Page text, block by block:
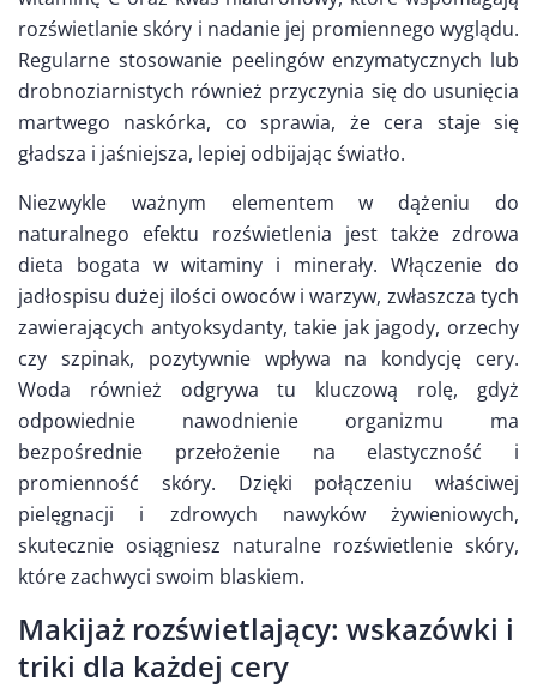
rozświetlanie skóry i nadanie jej promiennego wyglądu.
Regularne stosowanie peelingów enzymatycznych lub
drobnoziarnistych również przyczynia się do usunięcia
martwego naskórka, co sprawia, że cera staje się
gładsza i jaśniejsza, lepiej odbijając światło.
Niezwykle ważnym elementem w dążeniu do
naturalnego efektu rozświetlenia jest także zdrowa
dieta bogata w witaminy i minerały. Włączenie do
jadłospisu dużej ilości owoców i warzyw, zwłaszcza tych
zawierających antyoksydanty, takie jak jagody, orzechy
czy szpinak, pozytywnie wpływa na kondycję cery.
Woda również odgrywa tu kluczową rolę, gdyż
odpowiednie nawodnienie organizmu ma
bezpośrednie przełożenie na elastyczność i
promienność skóry. Dzięki połączeniu właściwej
pielęgnacji i zdrowych nawyków żywieniowych,
skutecznie osiągniesz naturalne rozświetlenie skóry,
które zachwyci swoim blaskiem.
Makijaż rozświetlający: wskazówki i
triki dla każdej cery